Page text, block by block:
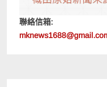
聯絡信箱: